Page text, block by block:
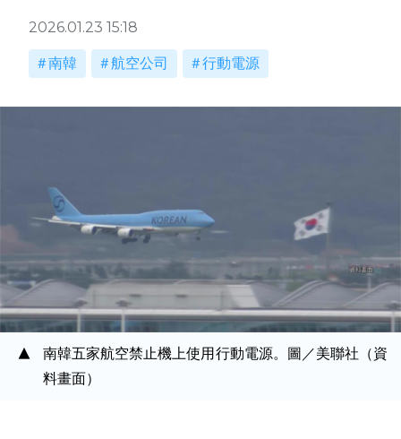
2026.01.23 15:18
南韓 航空公司 行動電源
南韓五家航空禁止機上使用行動電源。圖／美聯社（資
料畫面）